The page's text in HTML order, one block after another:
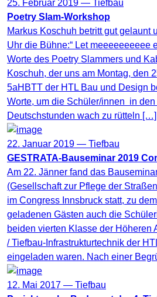
25. Februar 2019 — Tiefbau
Poetry Slam-Workshop
Markus Koschuh betritt gut gelaunt
Uhr die Bühne:“ Let meeeeeeeeee
Worte des Poetry Slammers und
Koschuh, der uns am Montag, den
5aHBTT der HTL Bau und Design
Worte, um die Schüler/innen in den
Deutschstunden wach zu rütteln […]
22. Januar 2019 — Tiefbau
GESTRATA-Bauseminar 2019
Am 22. Jänner fand das
(Gesellschaft zur Pflege der
im Congress Innsbruck statt, zu
geladenen Gästen auch die
beiden vierten Klasse der Höheren
/ Tiefbau-Infrastrukturtechnik der
eingeladen waren. Nach einer
12. Mai 2017 — Tiefbau